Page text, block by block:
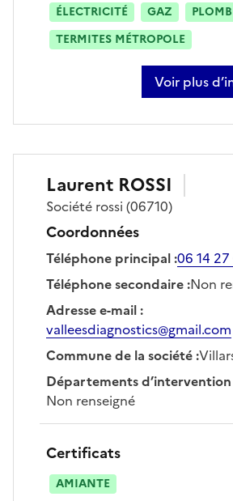
ÉLECTRICITÉ
GAZ
PLOMB
TERMITES MÉTROPOLE
Voir plus
sur bernard
Laurent ROSSI
Société rossi (06710)
Coordonnées
Téléphone principal:06 14
Téléphone secondaire:Non
Adresse e-mail:
valleesdiagnostics@gmail.com
Commune de la société:
Départements
Non renseigné
Certificats
AMIANTE